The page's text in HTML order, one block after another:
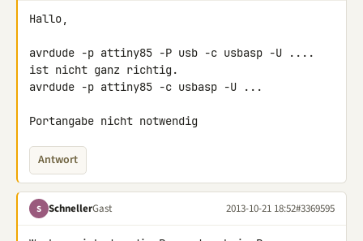
Hallo,
avrdude -p attiny85 -P usb -c usbasp -U ....
ist nicht ganz richtig.
avrdude -p attiny85 -c usbasp -U ...
Portangabe nicht notwendig
Antwort
S SchnellerGast 2013-10-21 18:52#3369595